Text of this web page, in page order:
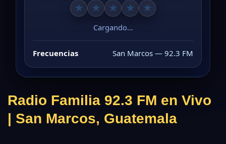
★
★ ★ ★
★
Cargando…
Frecuencias San Marcos — 92.3 FM
Radio Familia 92.3 FM en Vivo
| San Marcos, Guatemala